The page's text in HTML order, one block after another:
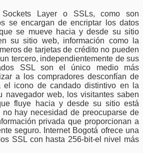
Sockets Layer o SSLs, como son
se encargan de encriptar los datos
se mueve hacia y desde su sitio
su sitio web, información como la
de tarjetas de crédito no pueden
tercero, independientemente de sus
SSL son el único medio más
a los compradores desconfían de
el icono de candado distintivo en la
navegador web, los visitantes saben
fluye hacia y desde su sitio está
hay necesidad de preocuparse de
privada que proporcionan a
seguro. Internet Bogotá ofrece una
SSL con hasta 256-bit-el nivel más